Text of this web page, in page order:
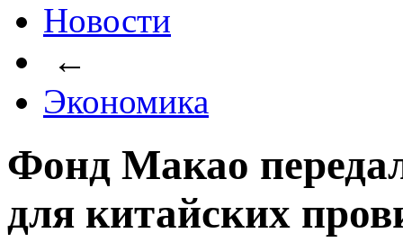
Новости
←
Экономика
Фонд Макао
для китайских